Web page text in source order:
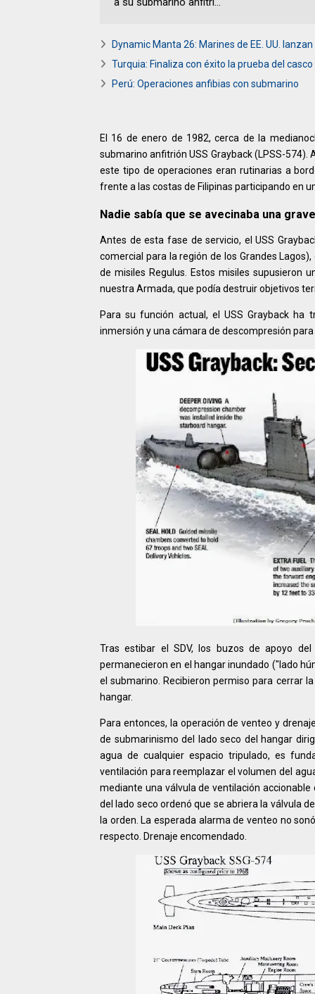
Dynamic Manta 26: Marines de EE. UU.
Turquia: Finaliza con éxito la prueba del
Perú: Operaciones anfibias con submarino
El 16 de enero de 1982, cerca de la
submarino anfitrión USS Grayback (LPSS-
este tipo de operaciones eran rutinarias a
frente a las costas de Filipinas participando en
Nadie sabía que se avecinaba una
Antes de esta fase de servicio, el USS
comercial para la región de los Grandes
de misiles Regulus. Estos misiles supusieron
nuestra Armada, que podía destruir objetivos
Para su función actual, el USS Grayback ha
inmersión y una cámara de descompresión
Tras estibar el SDV, los buzos de apoyo
permanecieron en el hangar inundado ("lado
el submarino. Recibieron permiso para cerrar
hangar.
Para entonces, la operación de venteo y
de submarinismo del lado seco del hangar
agua de cualquier espacio tripulado, es
ventilación para reemplazar el volumen del
mediante una válvula de ventilación
del lado seco ordenó que se abriera la válvula
la orden. La esperada alarma de venteo no
respecto. Drenaje encomendado.